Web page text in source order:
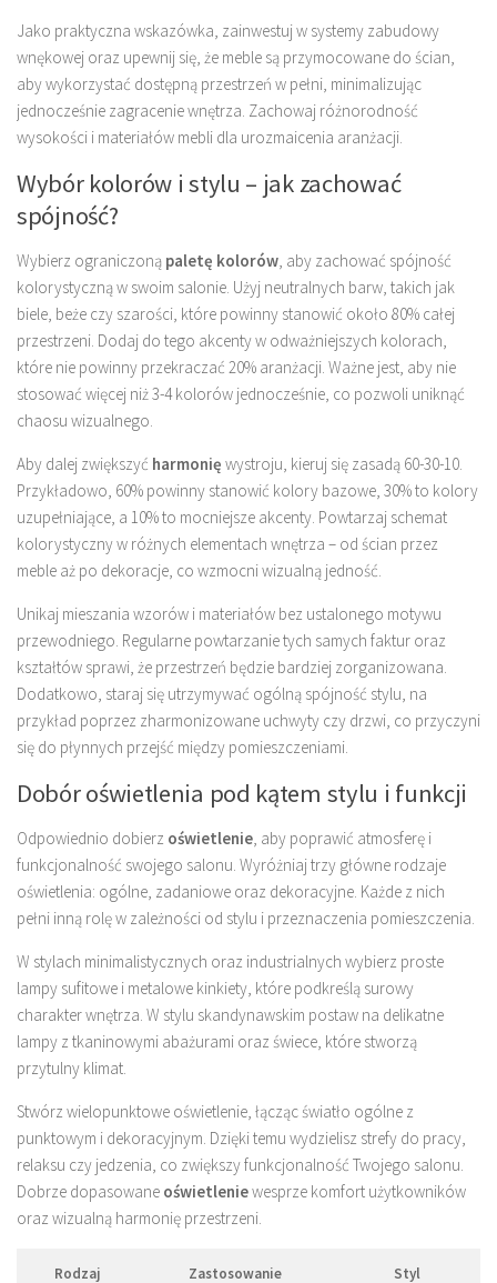
Jako praktyczna wskazówka, zainwestuj w systemy zabudowy
wnękowej oraz upewnij się, że meble są przymocowane do ścian,
aby wykorzystać dostępną przestrzeń w pełni, minimalizując
jednocześnie zagracenie wnętrza. Zachowaj różnorodność
wysokości i materiałów mebli dla urozmaicenia aranżacji.
Wybór kolorów i stylu – jak zachować
spójność?
Wybierz ograniczoną paletę kolorów, aby zachować spójność
kolorystyczną w swoim salonie. Użyj neutralnych barw, takich jak
biele, beże czy szarości, które powinny stanowić około 80% całej
przestrzeni. Dodaj do tego akcenty w odważniejszych kolorach,
które nie powinny przekraczać 20% aranżacji. Ważne jest, aby nie
stosować więcej niż 3-4 kolorów jednocześnie, co pozwoli uniknąć
chaosu wizualnego.
Aby dalej zwiększyć harmonię wystroju, kieruj się zasadą 60-30-10.
Przykładowo, 60% powinny stanowić kolory bazowe, 30% to kolory
uzupełniające, a 10% to mocniejsze akcenty. Powtarzaj schemat
kolorystyczny w różnych elementach wnętrza – od ścian przez
meble aż po dekoracje, co wzmocni wizualną jedność.
Unikaj mieszania wzorów i materiałów bez ustalonego motywu
przewodniego. Regularne powtarzanie tych samych faktur oraz
kształtów sprawi, że przestrzeń będzie bardziej zorganizowana.
Dodatkowo, staraj się utrzymywać ogólną spójność stylu, na
przykład poprzez zharmonizowane uchwyty czy drzwi, co przyczyni
się do płynnych przejść między pomieszczeniami.
Dobór oświetlenia pod kątem stylu i funkcji
Odpowiednio dobierz oświetlenie, aby poprawić atmosferę i
funkcjonalność swojego salonu. Wyróżniaj trzy główne rodzaje
oświetlenia: ogólne, zadaniowe oraz dekoracyjne. Każde z nich
pełni inną rolę w zależności od stylu i przeznaczenia pomieszczenia.
W stylach minimalistycznych oraz industrialnych wybierz proste
lampy sufitowe i metalowe kinkiety, które podkreślą surowy
charakter wnętrza. W stylu skandynawskim postaw na delikatne
lampy z tkaninowymi abażurami oraz świece, które stworzą
przytulny klimat.
Stwórz wielopunktowe oświetlenie, łącząc światło ogólne z
punktowym i dekoracyjnym. Dzięki temu wydzielisz strefy do pracy,
relaksu czy jedzenia, co zwiększy funkcjonalność Twojego salonu.
Dobrze dopasowane oświetleniewesprze komfort użytkowników
oraz wizualną harmonię przestrzeni.
Rodzaj Zastosowanie Styl